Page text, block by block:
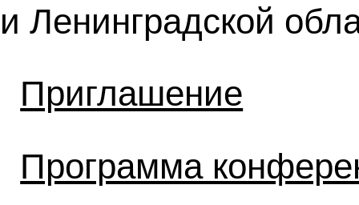
и Ленинградской
Приглашение
Программа